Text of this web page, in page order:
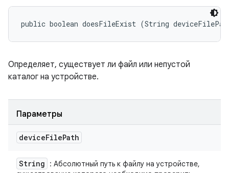
public boolean doesFileExist (String
Определяет, существует ли файл или непустой
каталог на устройстве.
Параметры
deviceFilePath
String
: Абсолютный путь к файлу на устройстве,